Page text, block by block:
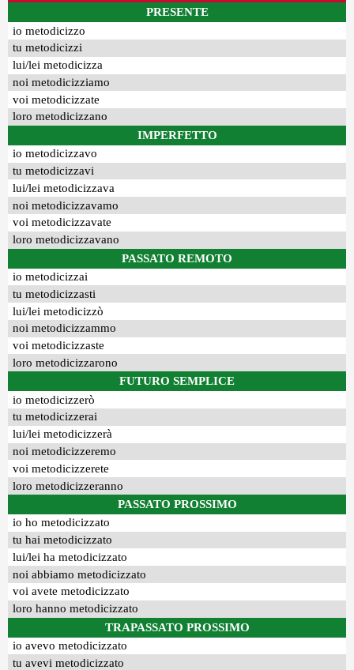
PRESENTE
io metodicizzo
tu metodicizzi
lui/lei metodicizza
noi metodicizziamo
voi metodicizzate
loro metodicizzano
IMPERFETTO
io metodicizzavo
tu metodicizzavi
lui/lei metodicizzava
noi metodicizzavamo
voi metodicizzavate
loro metodicizzavano
PASSATO REMOTO
io metodicizzai
tu metodicizzasti
lui/lei metodicizzò
noi metodicizzammo
voi metodicizzaste
loro metodicizzarono
FUTURO SEMPLICE
io metodicizzerò
tu metodicizzerai
lui/lei metodicizzerà
noi metodicizzeremo
voi metodicizzerete
loro metodicizzeranno
PASSATO PROSSIMO
io ho metodicizzato
tu hai metodicizzato
lui/lei ha metodicizzato
noi abbiamo metodicizzato
voi avete metodicizzato
loro hanno metodicizzato
TRAPASSATO PROSSIMO
io avevo metodicizzato
tu avevi metodicizzato